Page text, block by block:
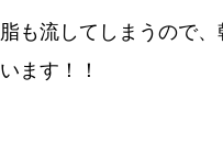
も流してしまうので
ます！！